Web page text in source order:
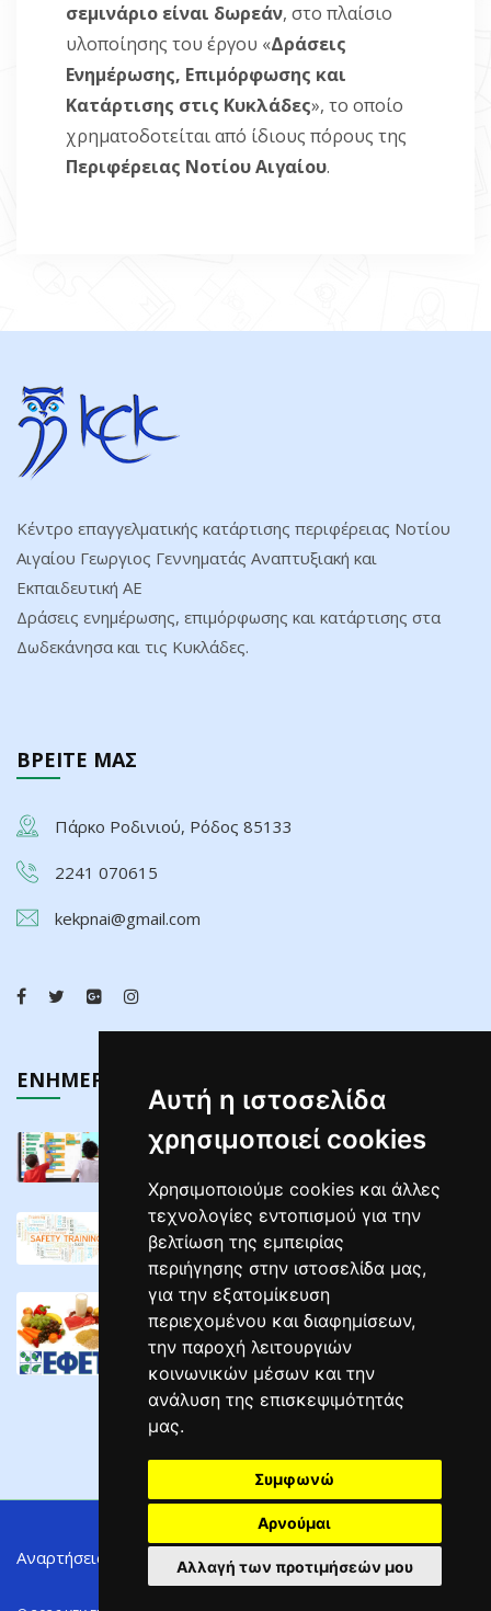
Αυτή η ιστοσελίδα
χρησιμοποιεί cookies
Χρησιμοποιούμε cookies και άλλες
τεχνολογίες εντοπισμού για την
βελτίωση της εμπειρίας
περιήγησης στην ιστοσελίδα μας,
για την εξατομίκευση
περιεχομένου και διαφημίσεων,
την παροχή λειτουργιών
κοινωνικών μέσων και την
ανάλυση της επισκεψιμότητάς
μας.
Συμφωνώ
Αρνούμαι
Αλλαγή των προτιμήσεών μου
σεμινάριο είναι δωρεάν, στο πλαίσιο
υλοποίησης του έργου «Δράσεις
Ενημέρωσης, Επιμόρφωσης και
Κατάρτισης στις Κυκλάδες», το οποίο
χρηματοδοτείται από ίδιους πόρους της
Περιφέρειας Νοτίου Αιγαίου.
Κέντρο επαγγελματικής κατάρτισης περιφέρειας Νοτίου
Αιγαίου Γεωργιος Γεννηματάς Αναπτυξιακή και
Εκπαιδευτική ΑΕ
Δράσεις ενημέρωσης, επιμόρφωσης και κατάρτισης στα
Δωδεκάνησα και τις Κυκλάδες.
ΒΡΕΙΤΕ ΜΑΣ
Πάρκο Ροδινιού, Ρόδος 85133
2241 070615
kekpnai@gmail.com
ΕΝΗΜΕΡΩΣΗ
Τελευταίος Κύκλος Σεμιναρίων Διαδραστικών ...
ΣΕΜΙΝΑΡΙΑ ΕΠΙΜΟΡΦΩΣΗΣ ΕΡΓΟΔΟΤΩΝ ΣΕ ...
04/04/2025
ΣΕΜΙΝΑΡΙΑ Υγιεινής Και Ασφάλειας ...
02/04/2025
Αναρτήσεις Όροι Χρήσης Το Έργο